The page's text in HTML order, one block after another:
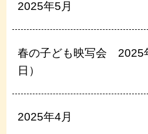
2025年5月
春の子ども映写会 2025
日）
2025年4月